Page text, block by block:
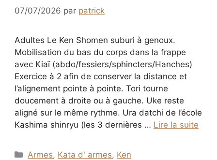
07/07/2026 par patrick
Adultes Le Ken Shomen suburi à genoux.
Mobilisation du bas du corps dans la frappe
avec Kiaï (abdo/fessiers/sphincters/Hanches)
Exercice à 2 afin de conserver la distance et
l’alignement pointe à pointe. Tori tourne
doucement à droite ou à gauche. Uke reste
aligné sur le même rythme. Ura datchi de l’école
Kashima shinryu (les 3 dernières … Lire la suite
Catégories
Armes, Kata d' armes, Ken